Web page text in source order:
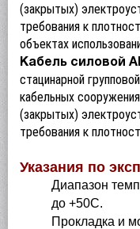
(закрытых)
требования к
объектах
Кабель силовой
стацинарной
кабельных
(закрытых)
требования к
Указания по
Диапазон
до +50С.
Прокладка и